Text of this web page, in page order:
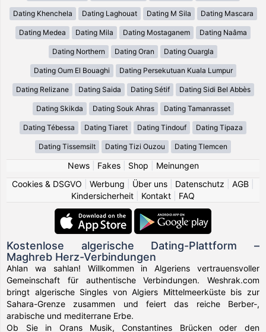
Dating Khenchela Dating Laghouat Dating M Sila Dating Mascara
Dating Medea Dating Mila Dating Mostaganem Dating Naâma
Dating Northern Dating Oran Dating Ouargla
Dating Oum El Bouaghi Dating Persekutuan Kuala Lumpur
Dating Relizane Dating Saida Dating Sétif Dating Sidi Bel Abbès
Dating Skikda Dating Souk Ahras Dating Tamanrasset
Dating Tébessa Dating Tiaret Dating Tindouf Dating Tipaza
Dating Tissemsilt Dating Tizi Ouzou Dating Tlemcen
News| Fakes| Shop
Meinungen
Cookies & DSGVO
Werbung Über uns Datenschutz AGB
Kindersicherheit
Kontakt FAQ
Kostenlose algerische Dating-Plattform –
Maghreb Herz-Verbindungen
Ahlan wa sahlan! Willkommen in Algeriens vertrauensvoller
Gemeinschaft für authentische Verbindungen. Weshrak.com
bringt algerische Singles von Algiers Mittelmeerküste bis zur
Sahara-Grenze zusammen und feiert das reiche Berber-,
arabische und mediterrane Erbe.
Ob Sie in Orans Musik, Constantines Brücken oder den